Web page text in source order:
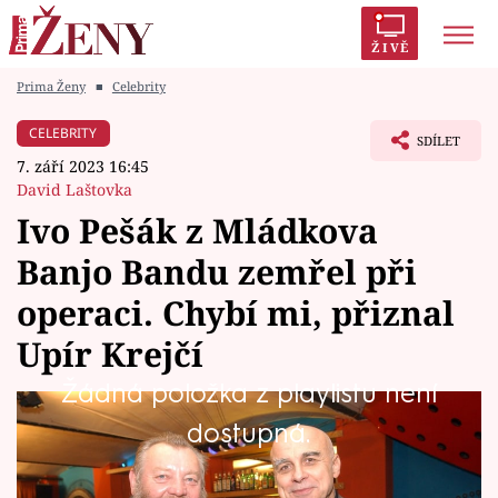
ŽIVĚ
Módní alarm
Témata
Celebrity
Vztahy
Seriály
Prima Ženy ■ Celebrity
CELEBRITY
7. září 2023 16:45
David Laštovka
SDÍLET
Ivo Pešák z Mládkova
Banjo Bandu zemřel při
operaci. Chybí mi, přiznal
Upír Krejčí
Žádná položka z playlistu není
dostupná.
Ivo Pešák patřil mezi svérázné umělce.
Uznávaný hudebník s vizáží nemotorného
týpka s plnovousem se nejvíce proslavil v